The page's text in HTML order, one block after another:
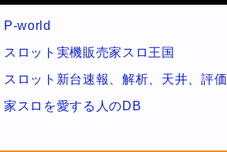
P-world
スロット実機販売家スロ王国
スロット新台速報、解析、天井、評価
家スロを愛する人のDB